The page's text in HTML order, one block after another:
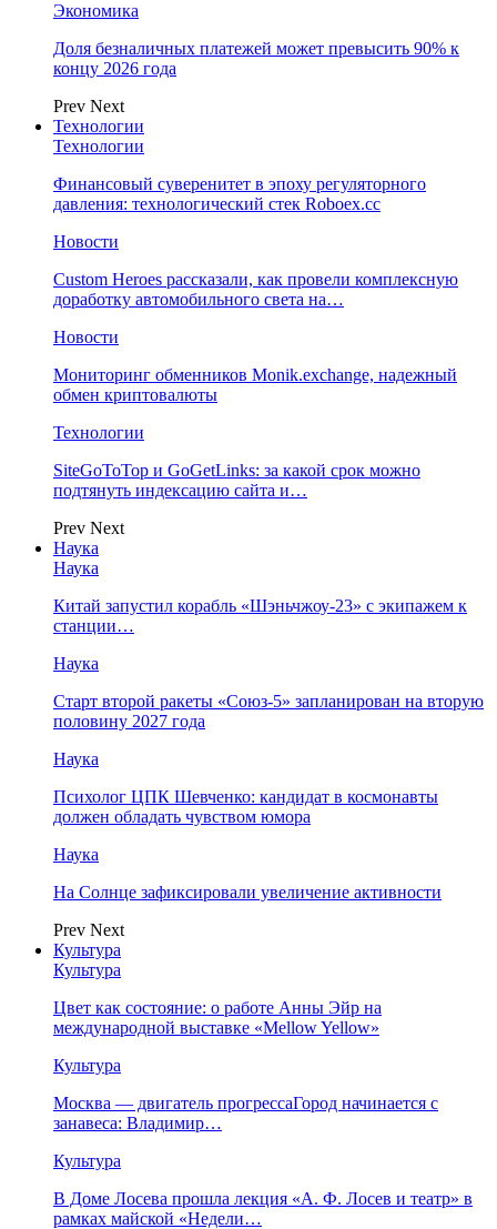
Экономика
Доля безналичных платежей может превысить 90% к
концу 2026 года
Prev Next
Технологии
Технологии
Финансовый суверенитет в эпоху регуляторного
давления: технологический стек Roboex.cc
Новости
Custom Heroes рассказали, как провели комплексную
доработку автомобильного света на…
Новости
Мониторинг обменников Monik.exchange, надежный
обмен криптовалюты
Технологии
SiteGoToTop и GoGetLinks: за какой срок можно
подтянуть индексацию сайта и…
Prev Next
Наука
Наука
Китай запустил корабль «Шэньчжоу-23» с экипажем к
станции…
Наука
Старт второй ракеты «Союз-5» запланирован на вторую
половину 2027 года
Наука
Психолог ЦПК Шевченко: кандидат в космонавты
должен обладать чувством юмора
Наука
На Солнце зафиксировали увеличение активности
Prev Next
Культура
Культура
Цвет как состояние: о работе Анны Эйр на
международной выставке «Mellow Yellow»
Культура
Москва — двигатель прогрессаГород начинается с
занавеса: Владимир…
Культура
В Доме Лосева прошла лекция «А. Ф. Лосев и театр» в
рамках майской «Недели…